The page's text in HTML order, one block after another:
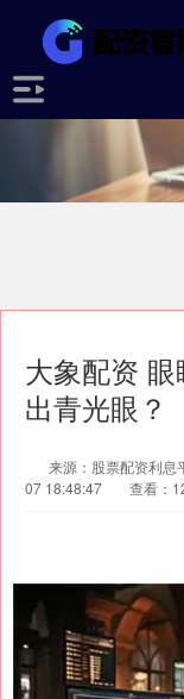
大象配资
出青光眼？
来源：股票配资利息
07 18:48:47
查看：